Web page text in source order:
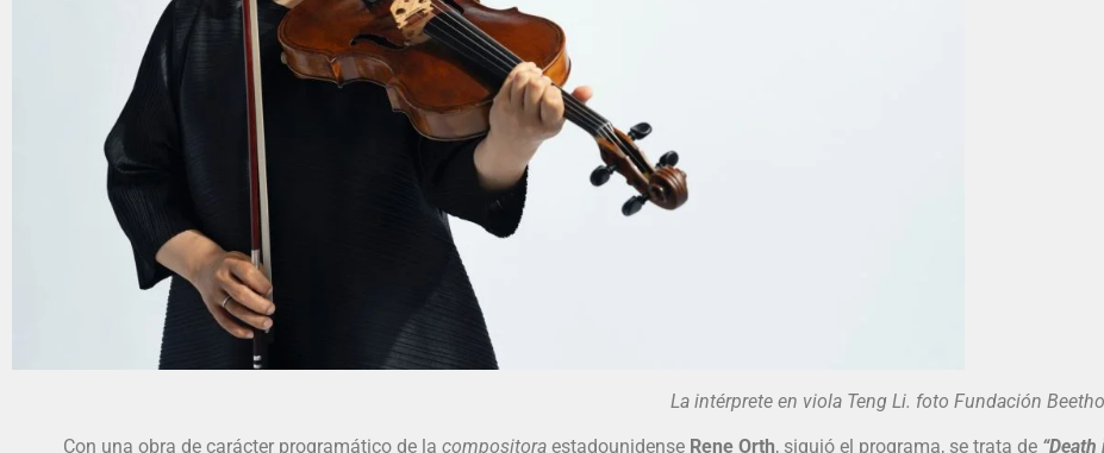
La intérprete en viola Teng Li. foto Fundación
Con una obra de carácter programático de la compositoraestadounidense Rene Orth, siguió el programa, se trata de